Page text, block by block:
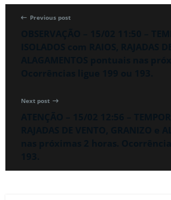
Previous post
Next post